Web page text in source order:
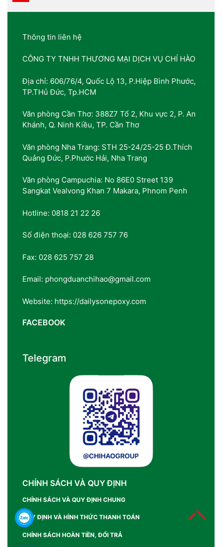
Thông tin liên hệ
CÔNG TY TNHH THƯƠNG MẠI DỊCH VỤ CHÍ HÀO
Địa chỉ: 606/76/4, Quốc Lộ 13, P.Hiệp Bình Phước,
TP.THủ Đức, Tp.HCM
Văn phòng Cần Thơ: 388Z7 Tổ 2, Khu vực 2, P. An
Khánh, Q. Ninh Kiều, TP. Cần Thơ
Văn phòng Nha Trang: STH 25-24/25-25 Đ.Thích
Quảng Đức, P.Phước Hải, Nha Trang
Văn phòng Campuchia: No 86E0 Street 139
Sangkat Vealvong Khan 7 Makara, Phnom Penh
Hotline: 0818 21 22 26
Số điện thoại: 028 626 757 76
Fax: 028 625 757 28
Email: phongduanchihao@gmail.com
Website: https://dailysonepoxy.com
FACEBOOK
Telegram
CHÍNH SÁCH VÀ QUY ĐỊNH
CHÍNH SÁCH VÀ QUY ĐỊNH CHUNG
QUY ĐỊNH VÀ HÌNH THỨC THANH TOÁN
CHÍNH SÁCH HOÀN TIỀN, ĐỔI TRẢ